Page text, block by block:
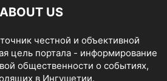
ABOUT US
честной и объективной
цель портала - информирование
общественности о событиях,
в Ингушетии.